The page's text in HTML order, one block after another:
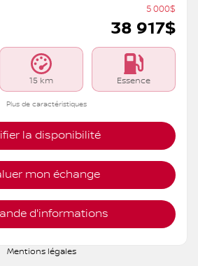
5 000$
38 917$
15 km Essence
Plus de caractéristiques
la disponibilité
mon échange
d'informations
Mentions légales